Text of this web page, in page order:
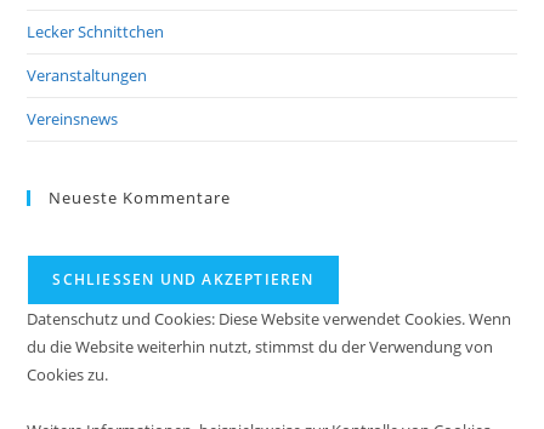
Lecker Schnittchen
Veranstaltungen
Vereinsnews
Neueste Kommentare
Datenschutz und Cookies: Diese Website verwendet Cookies. Wenn
du die Website weiterhin nutzt, stimmst du der Verwendung von
Cookies zu.